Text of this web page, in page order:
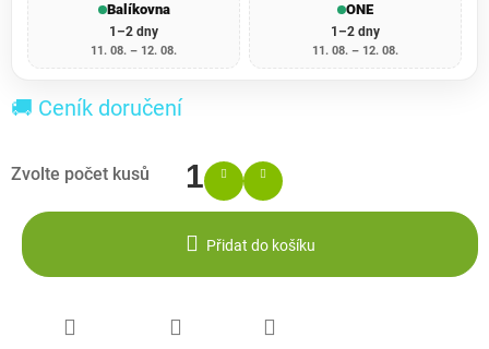
Balíkovna
1–2 dny
11. 08. – 12. 08.
ONE
1–2 dny
11. 08. – 12. 08.
🚚 Ceník doručení
Přidat do košíku